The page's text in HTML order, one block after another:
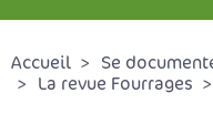
Accueil
Se
La revue Fourrages